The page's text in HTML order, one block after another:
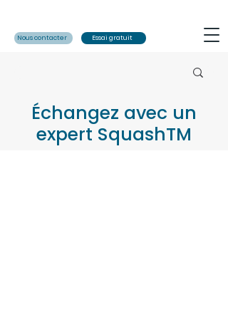
Nous contacter Essai gratuit
Échangez avec un
expert SquashTM